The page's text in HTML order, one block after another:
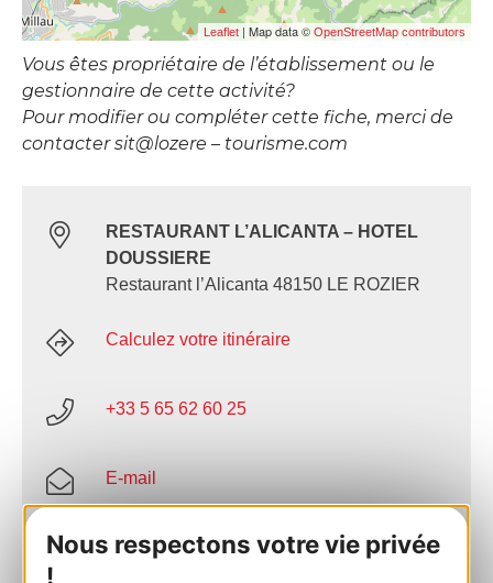
Nous respectons votre vie privée
!
Leaflet | Map data © OpenStreetMap contributors
Vous êtes propriétaire de l’établissement ou le
gestionnaire de cette activité?
Pour modifier ou compléter cette fiche, merci de
contacter sit@lozere – tourisme.com
RESTAURANT L’ALICANTA – HOTEL
DOUSSIERE
Restaurant l’Alicanta 48150 LE ROZIER
Calculez votre itinéraire
+33 5 65 62 60 25
E-mail
Site internet